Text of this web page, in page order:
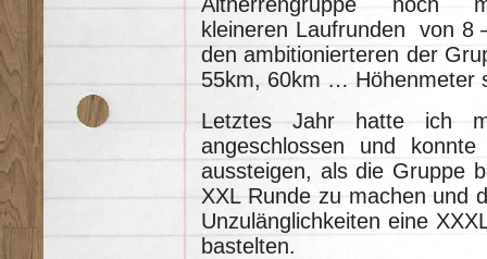
kleineren Laufrunden von 8
den ambitionierteren der
55km, 60km … Höhenmeter
Letztes Jahr hatte ich
angeschlossen und
aussteigen, als die Gruppe
XXL Runde zu machen und
Unzulänglichkeiten eine
bastelten.